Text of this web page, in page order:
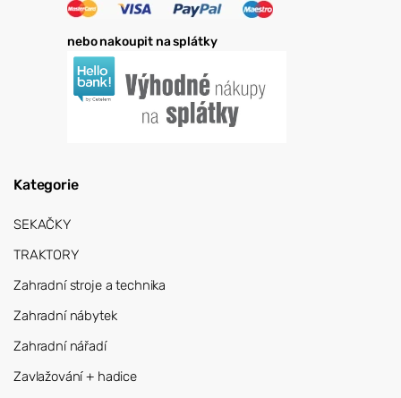
nebo nakoupit na splátky
Kategorie
SEKAČKY
TRAKTORY
Zahradní stroje a technika
Zahradní nábytek
Zahradní nářadí
Zavlažování + hadice